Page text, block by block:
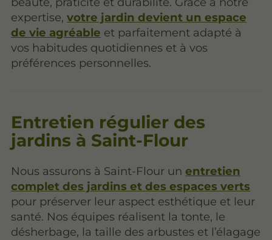
expertise,votre jardin devient un espace
de vie agréable et parfaitement adapté à
vos habitudes quotidiennes et à vos
préférences personnelles.
Entretien régulier des
jardins à Saint-Flour
Nous assurons à Saint-Flour unentretien
complet des jardins et des espaces verts
pour préserver leur aspect esthétique et leur
santé. Nos équipes réalisent la tonte, le
désherbage, la taille des arbustes et l’élagage